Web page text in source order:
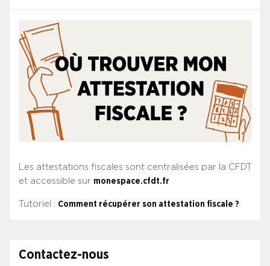
Les attestations fiscales sont centralisées par la CFDT
et accessible sur monespace.cfdt.fr
Tutoriel : Comment récupérer son attestation fiscale ?
Contactez-nous